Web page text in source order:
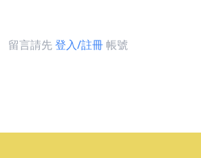
留言請先登入/註冊帳號